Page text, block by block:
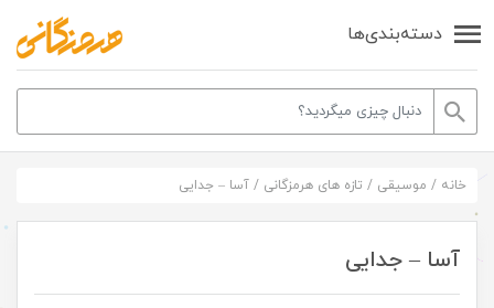
دسته‌بندی‌ها
خانه / موسیقی / تازه های هرمزگانی / آسا – جدایی
آسا – جدایی